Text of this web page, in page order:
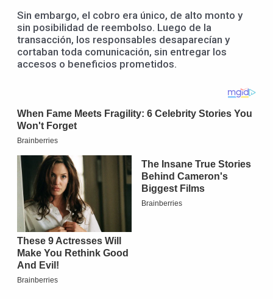
Sin embargo, el cobro era único, de alto monto y
sin posibilidad de reembolso. Luego de la
transacción, los responsables desaparecían y
cortaban toda comunicación, sin entregar los
accesos o beneficios prometidos.